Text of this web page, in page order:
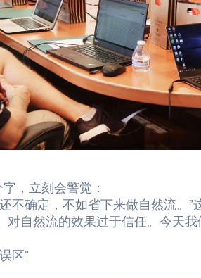
，立刻会警觉：
不确定，不如省下来做自然流。
对自然流的效果过于信任。今天
区”